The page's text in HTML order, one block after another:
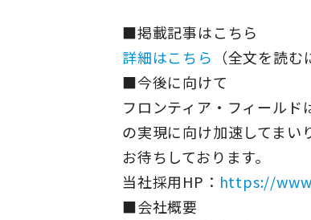
■掲載記事はこちら
詳細はこちら （全文を読
■今後に向けて
フロンティア・フィールド
の実現に向け加速してまい
お待ちしております。
当社採用HP： https://
■会社概要